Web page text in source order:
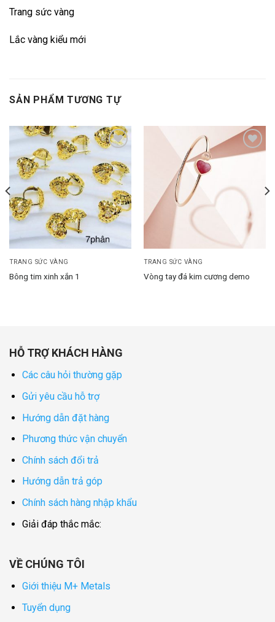
Trang sức vàng
Lắc vàng kiểu mới
SẢN PHẨM TƯƠNG TỰ
Add to
wishlist
TRANG SỨC VÀNG
Bông tim xinh xắn 1
wishlist
TRANG SỨC VÀNG
Vòng tay đá kim cương demo
HỖ TRỢ KHÁCH HÀNG
Các câu hỏi thường gặp
Gửi yêu cầu hỗ trợ
Hướng dẫn đặt hàng
Phương thức vận chuyển
Chính sách đổi trả
Hướng dẫn trả góp
Chính sách hàng nhập khẩu
Giải đáp thắc mắc:
VỀ CHÚNG TÔI
Giới thiệu M+ Metals
Tuyển dụng